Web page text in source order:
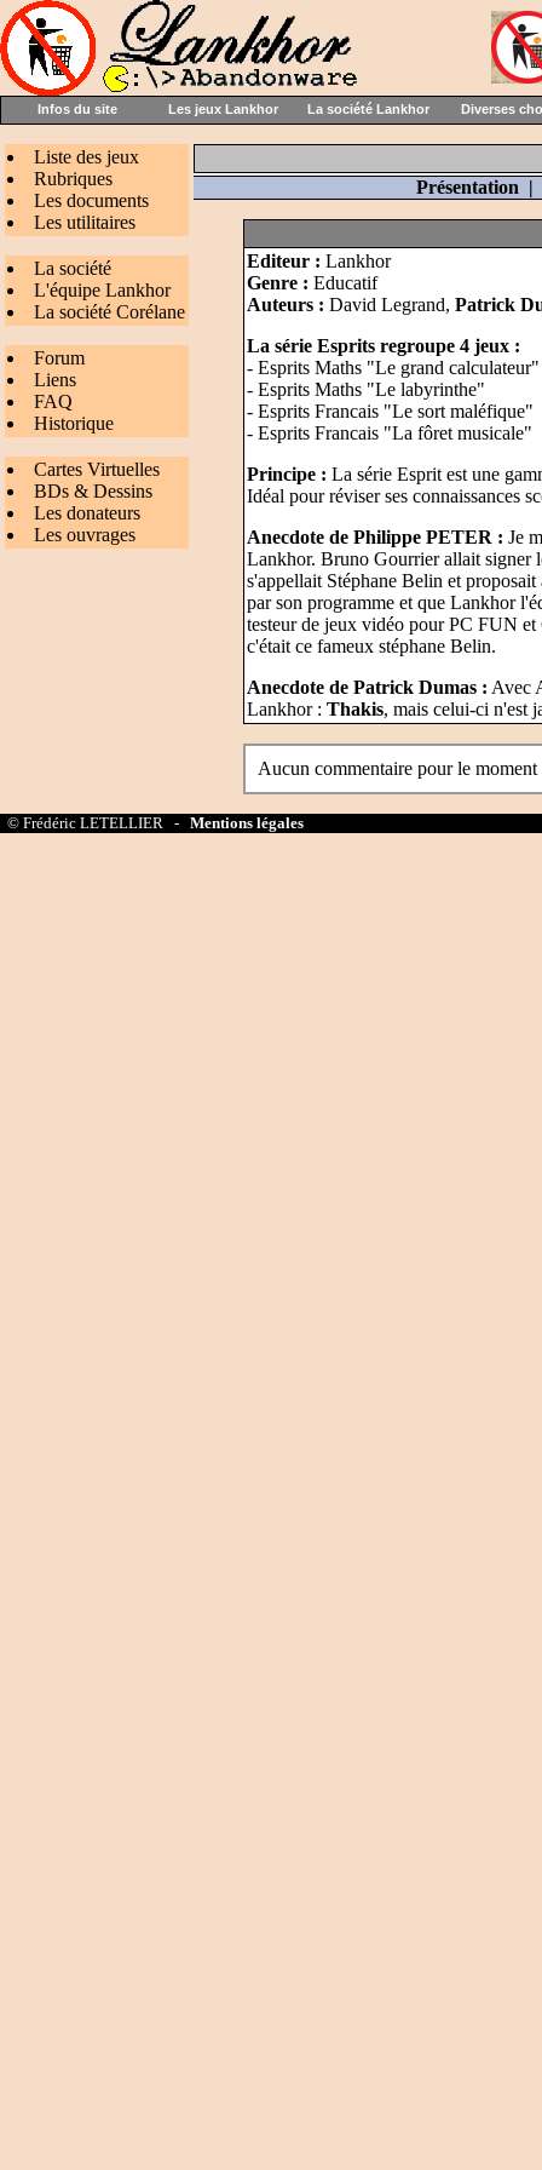
Infos du site Les jeux Lankhor La société Lankhor Diverses
Liste des jeux
Rubriques
Les documents
Les utilitaires
La société
L'équipe Lankhor
La société Corélane
Forum
Liens
FAQ
Historique
Cartes Virtuelles
BDs & Dessins
Les donateurs
Les ouvrages
Présentation
Editeur : Lankhor
Genre : Educatif
Auteurs : David Legrand, Patrick
La série Esprits regroupe 4 jeux :
- Esprits Maths "Le grand calculateur"
- Esprits Maths "Le labyrinthe"
- Esprits Francais "Le sort maléfique"
- Esprits Francais "La fôret musicale"
Principe : La série Esprit est une
Idéal pour réviser ses connaissances
Anecdote de Philippe PETER : Je
Lankhor. Bruno Gourrier allait signer
s'appellait Stéphane Belin et
par son programme et que Lankhor
testeur de jeux vidéo pour PC FUN
c'était ce fameux stéphane Belin.
Anecdote de Patrick Dumas : Avec
Lankhor : Thakis, mais celui-ci n'est
Aucun commentaire pour le moment
© Frédéric LETELLIER - Mentions légales